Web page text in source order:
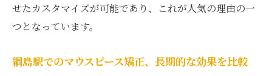
せたカスタマイズが可能であり、これが人気の理由の一
つとなっています。
綱島駅でのマウスピース矯正、長期的な効果を比較